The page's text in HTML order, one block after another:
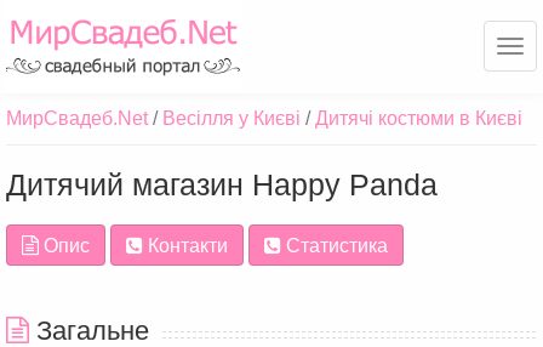
МирСвадеб.Net Весілля у Києві Дитячі костюми в Києві
Дитячий магазин Happy Panda
Опис Контакти Статистика
Загальне